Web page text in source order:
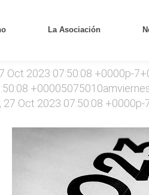
La Asociación
Oct 2023 07:50:08 +0000p-
Oct 2023 07:50:08